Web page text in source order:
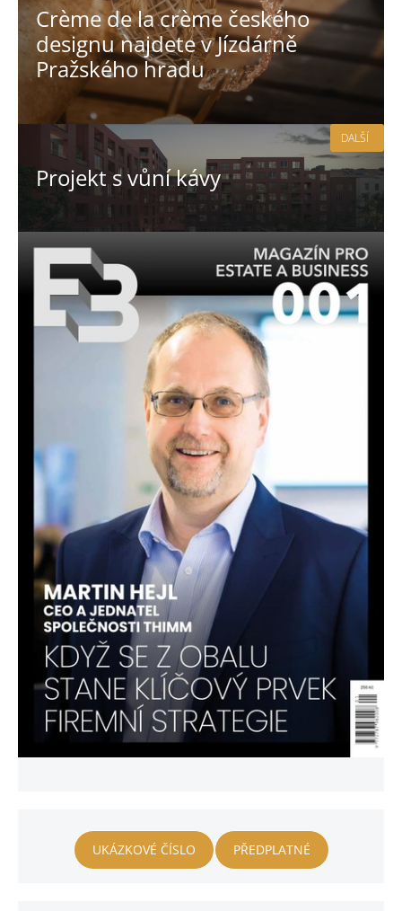
Crème de la crème českého
designu najdete v Jízdárně
Pražského hradu
Projekt s vůní kávy
DALŠÍ
UKÁZKOVÉ ČÍSLO PŘEDPLATNÉ